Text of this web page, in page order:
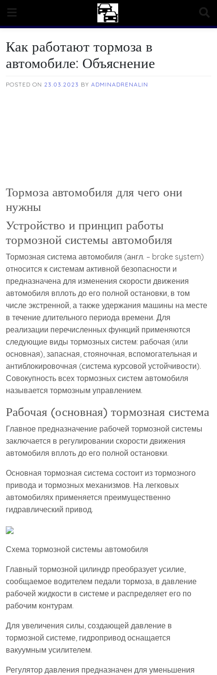
content
Как работают тормоза в
автомобиле: Объяснение
POSTED ON 23.03.2023 BY ADMINADRENALIN
Тормоза автомобиля для чего они
нужны
Устройство и принцип работы
тормозной системы автомобиля
Тормозная система автомобиля (англ. – brake system)
относится к системам активной безопасности и
предназначена для изменения скорости движения
автомобиля вплоть до его полной остановки, в том
числе экстренной, а также удержания машины на месте
в течение длительного периода времени. Для
реализации перечисленных функций применяются
следующие виды тормозных систем: рабочая (или
основная), запасная, стояночная, вспомогательная и
антиблокировочная (система курсовой устойчивости).
Совокупность всех тормозных систем автомобиля
называется тормозным управлением.
Рабочая (основная) тормозная система
Главное предназначение рабочей тормозной системы
заключается в регулировании скорости движения
автомобиля вплоть до его полной остановки.
Основная тормозная система состоит из тормозного
привода и тормозных механизмов. На легковых
автомобилях применяется преимущественно
гидравлический привод.
Схема тормозной системы автомобиля
Главный тормозной цилиндр преобразует усилие,
сообщаемое водителем педали тормоза, в давление
рабочей жидкости в системе и распределяет его по
рабочим контурам.
Для увеличения силы, создающей давление в
тормозной системе, гидропривод оснащается
вакуумным усилителем.
Регулятор давления предназначен для уменьшения